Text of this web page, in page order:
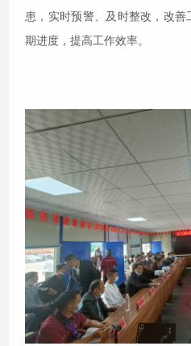
患，实时预警、及时整改，改
期进度，提高工作效率。